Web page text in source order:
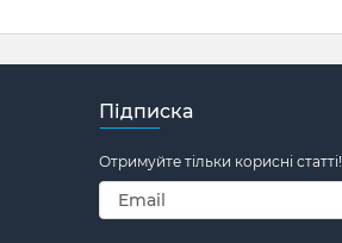
Підписка
Отримуйте тільки корисні статті!